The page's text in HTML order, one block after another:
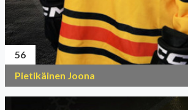
56
Pietikäinen Joona